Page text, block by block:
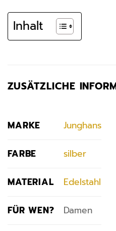
Inhalt
ZUSÄTZLICHE
MARKE Junghans
FARBE silber
MATERIAL Edelstahl
FÜR WEN? Damen